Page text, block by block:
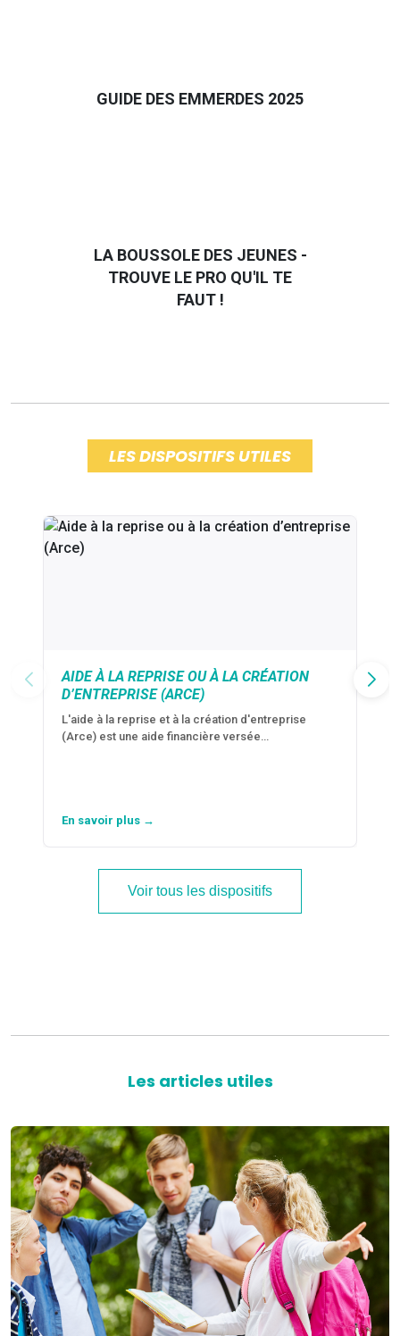
GUIDE DES EMMERDES 2025
LA BOUSSOLE DES JEUNES -
TROUVE LE PRO QU'IL TE
FAUT !
LES DISPOSITIFS UTILES
AIDE À LA REPRISE OU À LA CRÉATION
D’ENTREPRISE (ARCE)
L'aide à la reprise et à la création d'entreprise
(Arce) est une aide financière versée…
En savoir plus →
Voir tous les dispositifs
Les articles utiles